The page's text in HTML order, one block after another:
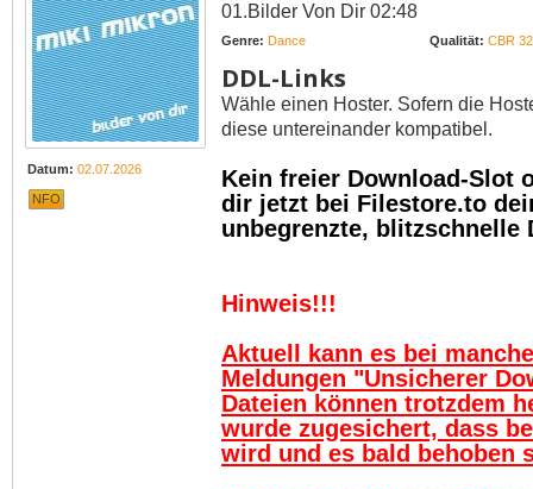
Datum: 02.07.2026
NFO
01.Bilder Von Dir 02:48
Genre: Dance Qualität: CBR
DDL-Links
Wähle einen Hoster. Sofern die
diese untereinander kompatibel.
Kein freier Download-Slot
dir jetzt bei Filestore.to
unbegrenzte, blitzschnelle
Hinweis!!!
Aktuell kann es bei
Meldungen "Unsicherer
Dateien können trotzdem
wurde zugesichert, dass
wird und es bald behoben